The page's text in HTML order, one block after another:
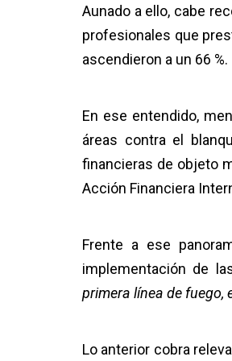
Aunado a ello, cabe
profesionales que
ascendieron a un 66 %.
En ese entendido,
áreas contra el
financieras de objeto
Acción Financiera
Frente a ese
implementación de
primera línea de fuego,
Lo anterior cobra